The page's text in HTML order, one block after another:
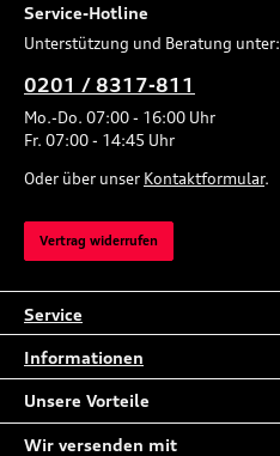
Service-Hotline
Unterstützung und Beratung unter:
0201 / 8317-811
Mo.-Do. 07:00 - 16:00 Uhr
Fr. 07:00 - 14:45 Uhr
Oder über unser Kontaktformular.
Vertrag widerrufen
Service
Informationen
Unsere Vorteile
Wir versenden mit